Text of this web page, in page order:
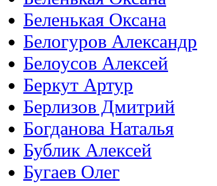
Беленькая Оксана
Белогуров Александр
Белоусов Алексей
Беркут Артур
Берлизов Дмитрий
Богданова Наталья
Бублик Алексей
Бугаев Олег